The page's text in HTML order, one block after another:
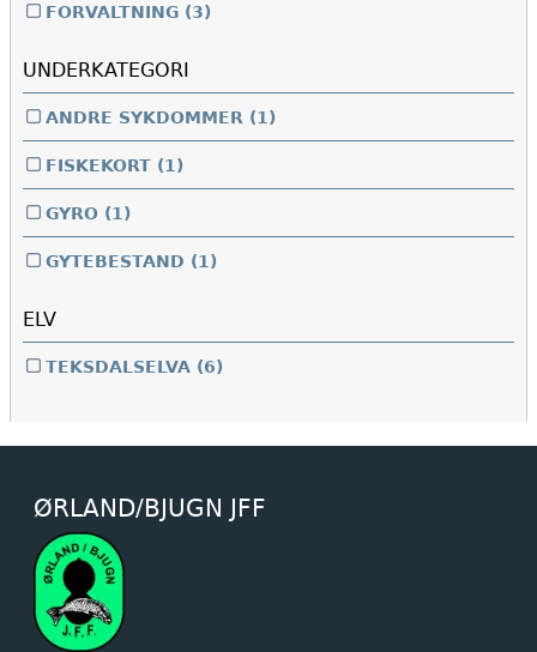
FORVALTNING (3)
UNDERKATEGORI
ANDRE SYKDOMMER (1)
FISKEKORT (1)
GYRO (1)
GYTEBESTAND (1)
ELV
TEKSDALSELVA (6)
ØRLAND/BJUGN JFF